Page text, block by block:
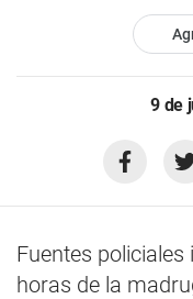
9 de
Fuentes
horas de la